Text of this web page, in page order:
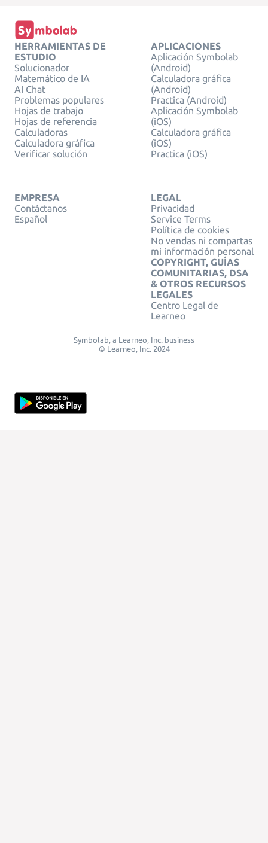
HERRAMIENTAS DE
ESTUDIO
Solucionador
Matemático de IA
AI Chat
Problemas populares
Hojas de trabajo
Hojas de referencia
Calculadoras
Calculadora gráfica
Verificar solución
APLICACIONES
Aplicación Symbolab
(Android)
Calculadora gráfica
(Android)
Practica (Android)
Aplicación Symbolab
(iOS)
Calculadora gráfica
(iOS)
Practica (iOS)
EMPRESA
Contáctanos
Español
LEGAL
Privacidad
Service Terms
Política de cookies
No vendas ni compartas
mi información personal
COPYRIGHT, GUÍAS
COMUNITARIAS, DSA
& OTROS RECURSOS
LEGALES
Centro Legal de
Learneo
Symbolab, a Learneo, Inc. business
© Learneo, Inc. 2024